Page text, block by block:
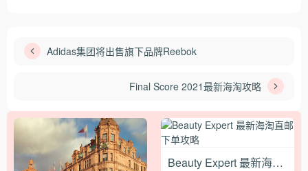
Adidas集团将出售旗下品牌Reebok
Final Score 2021最新海淘攻略
Beauty Expert 最新海淘直邮下单攻略